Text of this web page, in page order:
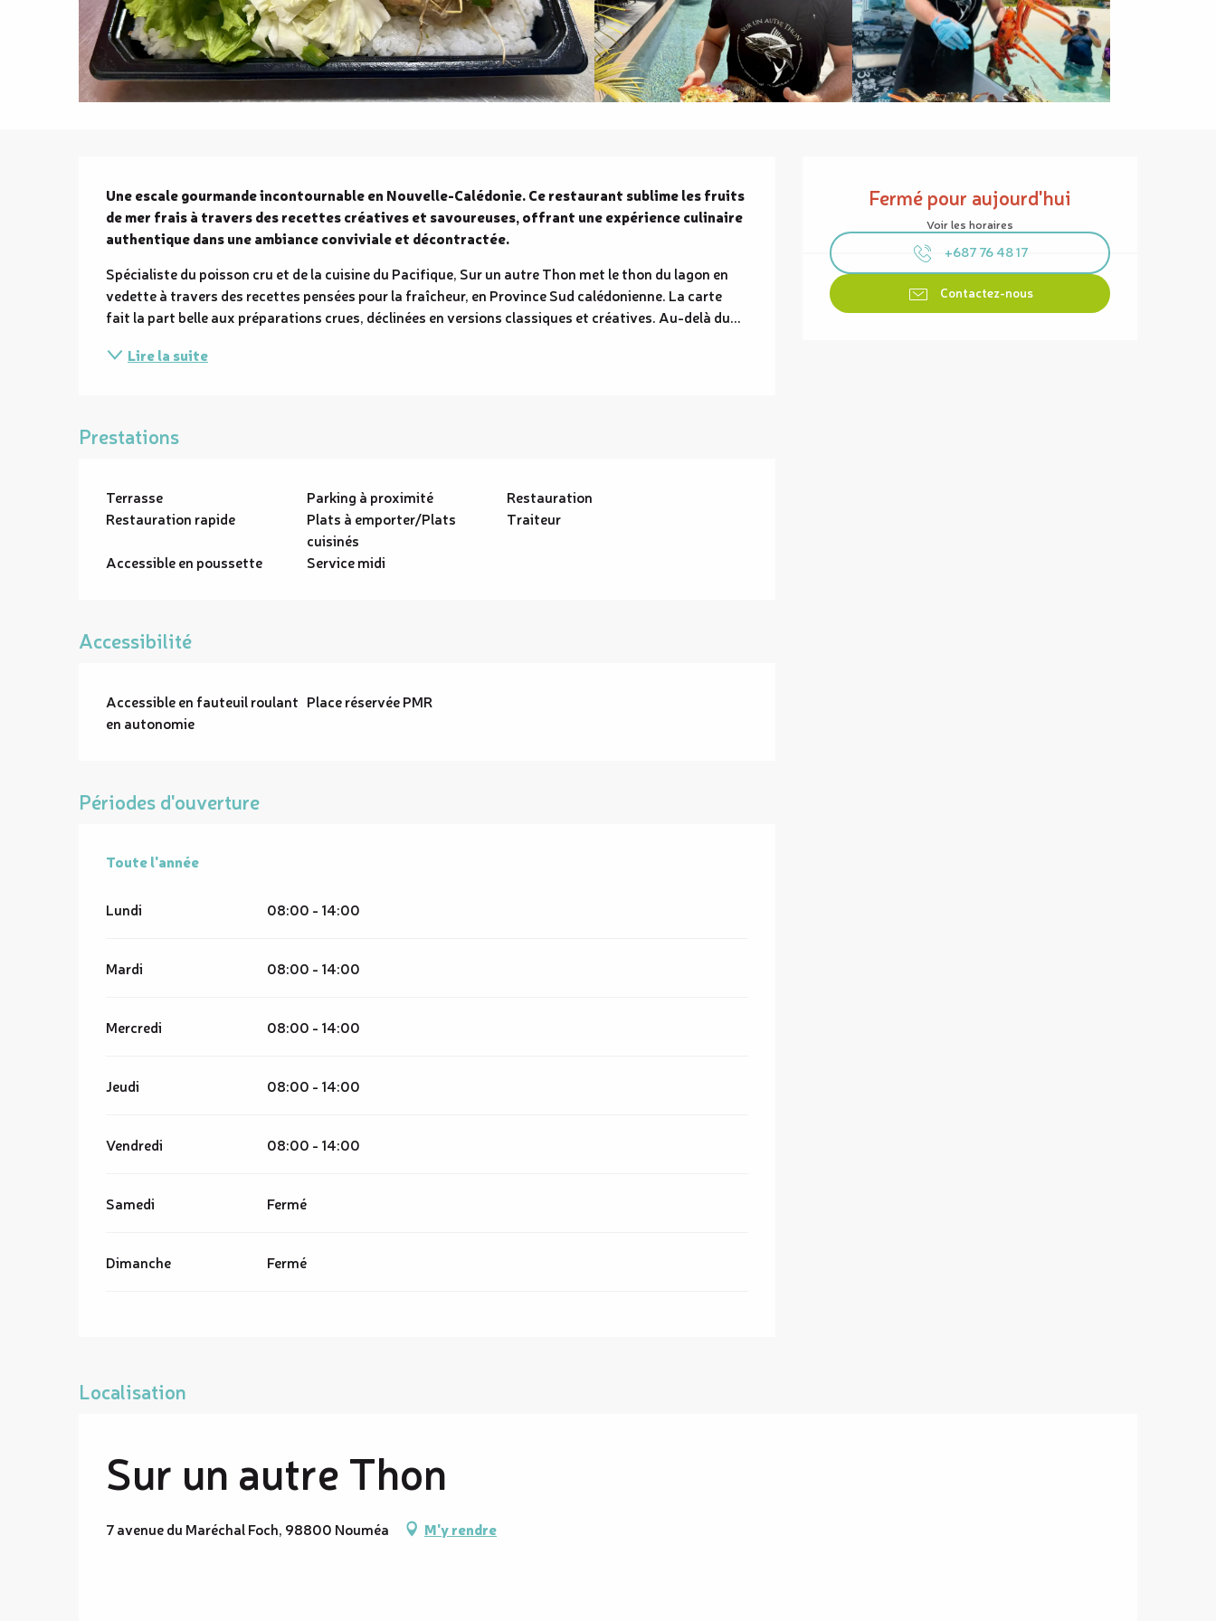
Fermé pour aujourd'hui
Voir les horaires
+687 76 48 17
Contactez-nous
Description
Une escale gourmande incontournable en Nouvelle-Calédonie. Ce restaurant sublime les fruits
de mer frais à travers des recettes créatives et savoureuses, offrant une expérience culinaire
authentique dans une ambiance conviviale et décontractée.
Spécialiste du poisson cru et de la cuisine du Pacifique, Sur un autre Thon met le thon du lagon en
vedette à travers des recettes pensées pour la fraîcheur, en Province Sud calédonienne. La carte
fait la part belle aux préparations crues, déclinées en versions classiques et créatives. Au-delà du...
Lire la suite
Prestations
Terrasse Parking à proximité
Restauration
Restauration rapide
Plats à emporter/Plats
cuisinés
Traiteur
Accessible en poussette Service midi
Accessibilité
Accessible en fauteuil roulant
en autonomie
Place réservée PMR
Périodes d'ouverture
Toute l'année
Toute l'année
Lundi 08:00 - 14:00
Mardi 08:00 - 14:00
Mercredi 08:00 - 14:00
Jeudi 08:00 - 14:00
Vendredi 08:00 - 14:00
Samedi Fermé
Dimanche Fermé
Localisation
Sur un autre Thon
7 avenue du Maréchal Foch, 98800 Nouméa M'y rendre